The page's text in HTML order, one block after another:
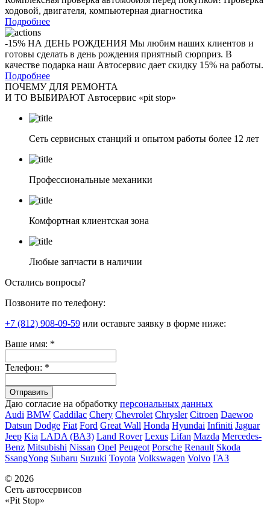
ходовой, двигателя, компьютерная диагностика
Подробнее
-15% НА ДЕНЬ РОЖДЕНИЯ Мы любим наших клиентов и
готовы сделать в день рождения приятный сюрприз. В
качестве подарка наш Автосервис дает скидку 15% на работы.
Подробнее
ПОЧЕМУ ДЛЯ РЕМОНТА
И ТО ВЫБИРАЮТ Автосервис «pit stop»
Сеть сервисных станций и опытом работы более 12 лет
Профессиональные механики
Комфортная клиентская зона
Любые запчасти в наличии
Остались вопросы?
Позвоните по телефону:
+7 (812) 908-09-59 или оставьте заявку в форме ниже:
Ваше имя: *
Телефон: *
Даю согласие на обработку персональных данных
Audi BMW Caddilac Chery Chevrolet Chrysler Citroen Daewoo
Datsun Dodge Fiat Ford Great Wall Honda Hyundai Infiniti Jaguar
Jeep Kia LADA (ВАЗ) Land Rover Lexus Lifan Mazda Mercedes-
Benz Mitsubishi Nissan Opel Peugeot Porsche Renault Skoda
SsangYong Subaru Suzuki Toyota Volkswagen Volvo ГАЗ
© 2026
Сеть автосервисов
«Pit Stop»